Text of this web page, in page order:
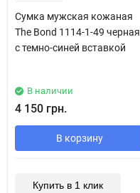
Сумка мужская кожаная
The Bond 1114-1-49 черная
с темно-синей вставкой
В наличии
4 150 грн.
В корзину
Купить в 1 клик